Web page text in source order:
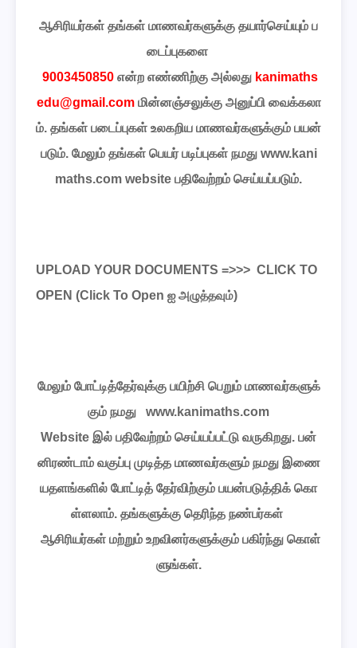
ஆசிரியர்கள் தங்கள் மாணவர்களுக்கு தயார்செய்யும் ப
டைப்புகளை
9003450850 என்ற எண்ணிற்கு அல்லது kanimaths
edu@gmail.com மின்னஞ்சலுக்கு அனுப்பி வைக்கலா
ம். தங்கள் படைப்புகள் உலகறிய மாணவர்களுக்கும் பயன்
படும். மேலும் தங்கள் பெயர் படிப்புகள் நமதுwww.kani
maths.com website பதிவேற்றம் செய்யப்படும்.
UPLOAD YOUR DOCUMENTS =>>> CLICK TO
OPEN (Click To Open ஐ அழுத்தவும்)
மேலும் போட்டித்தேர்வுக்கு பயிற்சி பெறும் மாணவர்களுக்
கும் நமது www.kanimaths.com
Website இல் பதிவேற்றம் செய்யப்பட்டு வருகிறது. பன்
னிரண்டாம் வகுப்பு முடித்த மாணவர்களும் நமது இணை
யதளங்களில் போட்டித் தேர்விற்கும் பயன்படுத்திக் கொ
ள்ளலாம். தங்களுக்கு தெரிந்த நண்பர்கள்
ஆசிரியர்கள் மற்றும் உறவினர்களுக்கும் பகிர்ந்து கொள்
ளுங்கள்.